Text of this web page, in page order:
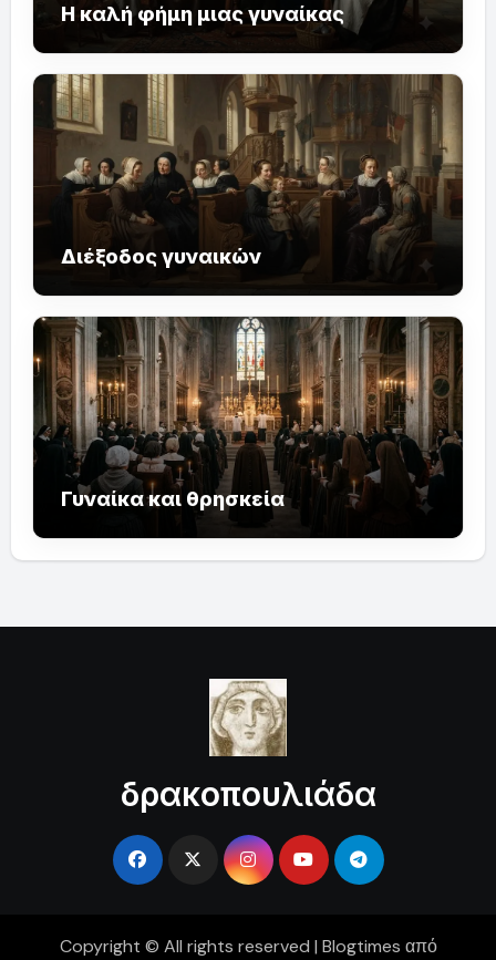
Η καλή φήμη μιας γυναίκας
Διέξοδος γυναικών
Γυναίκα και θρησκεία
δρακοπουλιάδα
Copyright © All rights reserved | Blogtimes από